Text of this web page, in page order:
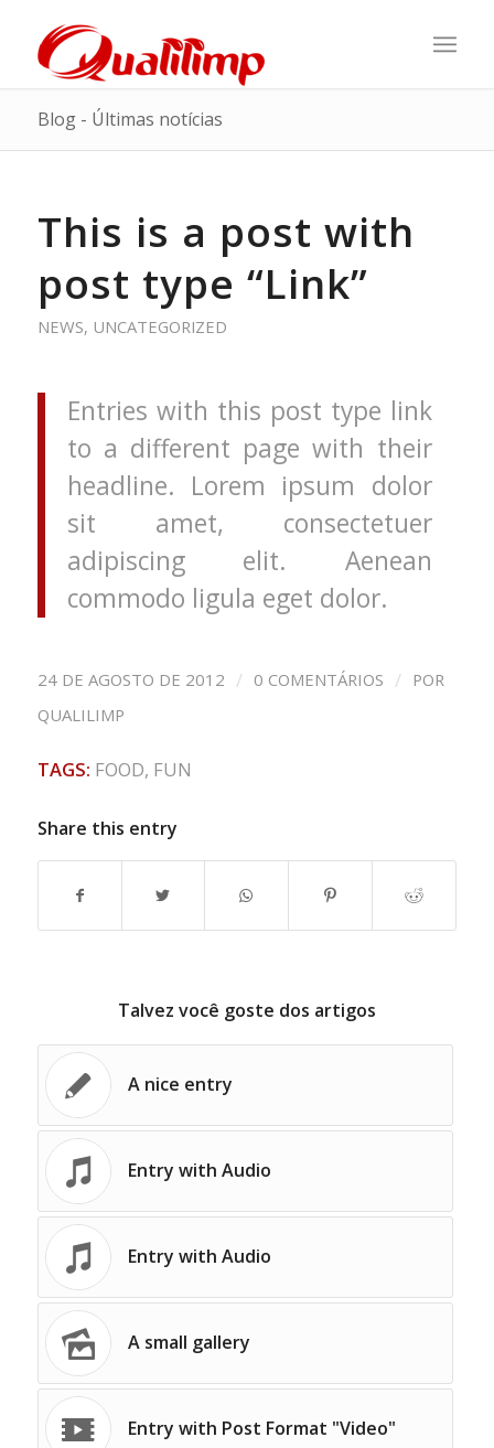
Blog - Últimas notícias
This is a post with
post type “Link”
NEWS, UNCATEGORIZED
Entries with this post type link
to a different page with their
headline. Lorem ipsum dolor
sit amet, consectetuer
adipiscing elit. Aenean
commodo ligula eget dolor.
24 DE AGOSTO DE 2012 / 0 COMENTÁRIOS / POR
QUALILIMP
TAGS: FOOD, FUN
Share this entry
Talvez você goste dos artigos
A nice entry
Entry with Audio
Entry with Audio
A small gallery
Entry with Post Format "Video"